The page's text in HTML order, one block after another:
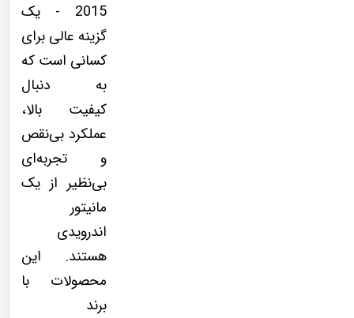
- 2015 یک
گزینه عالی برای
کسانی است که
به دنبال
کیفیت بالا،
عملکرد بی‌نقص
و تجربه‌ای
بی‌نظیر از یک
مانیتور
اندرویدی
هستند. این
محصولات با
برند